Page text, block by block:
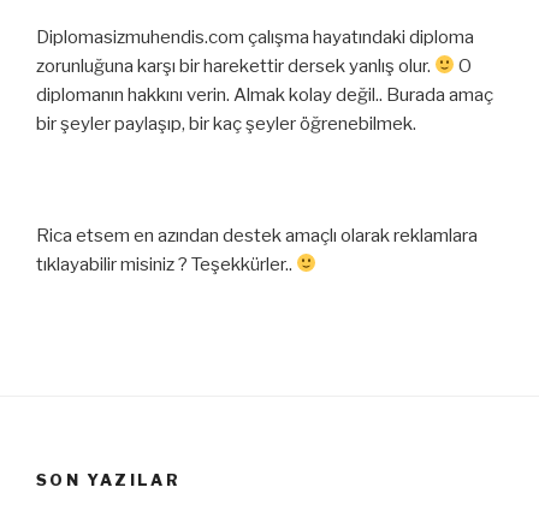
Diplomasizmuhendis.com çalışma hayatındaki diploma
zorunluğuna karşı bir harekettir dersek yanlış olur.
O
diplomanın hakkını verin. Almak kolay değil.. Burada amaç
bir şeyler paylaşıp, bir kaç şeyler öğrenebilmek.
Rica etsem en azından destek amaçlı olarak reklamlara
tıklayabilir misiniz ? Teşekkürler..
SON YAZILAR